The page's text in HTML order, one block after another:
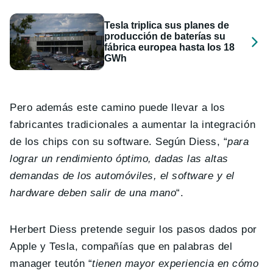
Tesla triplica sus planes de
producción de baterías su
fábrica europea hasta los 18
GWh
Pero además este camino puede llevar a los
fabricantes tradicionales a aumentar la integración
de los chips con su software. Según Diess, “para
lograr un rendimiento óptimo, dadas las altas
demandas de los automóviles, el software y el
hardware deben salir de una mano“.
Herbert Diess pretende seguir los pasos dados por
Apple y Tesla, compañías que en palabras del
manager teutón “tienen mayor experiencia en cómo